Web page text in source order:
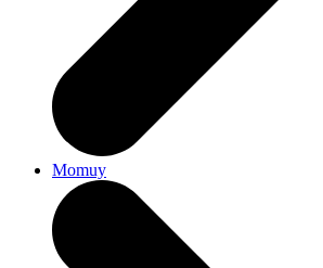
Momuy